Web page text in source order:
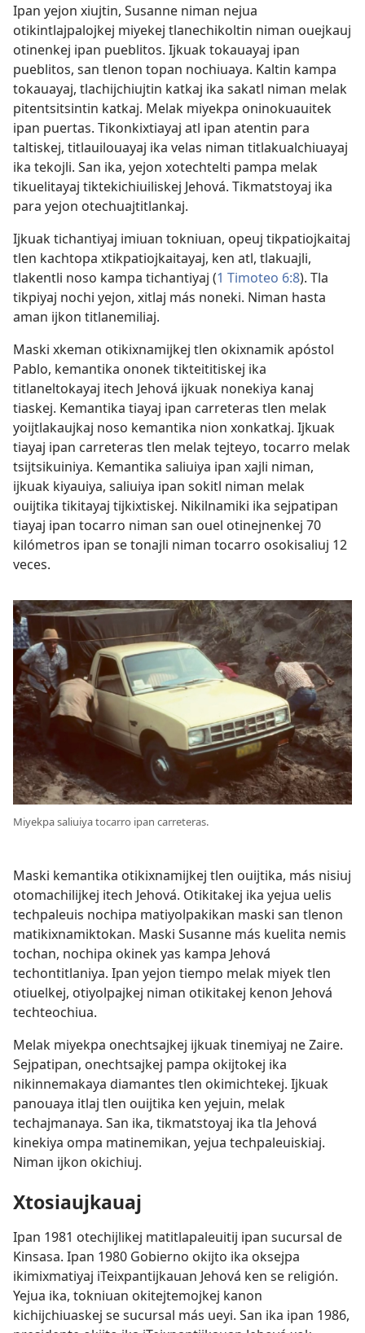
Ipan yejon xiujtin, Susanne niman nejua
otikintlajpalojkej miyekej tlanechikoltin niman ouejkauj
otinenkej ipan pueblitos. Ijkuak tokauayaj ipan
pueblitos, san tlenon topan nochiuaya. Kaltin kampa
tokauayaj, tlachijchiujtin katkaj ika sakatl niman melak
pitentsitsintin katkaj. Melak miyekpa oninokuauitek
ipan puertas. Tikonkixtiayaj atl ipan atentin para
taltiskej, titlauilouayaj ika velas niman titlakualchiuayaj
ika tekojli. San ika, yejon xotechtelti pampa melak
tikuelitayaj tiktekichiuiliskej Jehová. Tikmatstoyaj ika
para yejon otechuajtitlankaj.
Ijkuak tichantiyaj imiuan tokniuan, opeuj tikpatiojkaitaj
tlen kachtopa xtikpatiojkaitayaj, ken atl, tlakuajli,
tlakentli noso kampa tichantiyaj (1 Timoteo 6:8). Tla
tikpiyaj nochi yejon, xitlaj más noneki. Niman hasta
aman ijkon titlanemiliaj.
Maski xkeman otikixnamijkej tlen okixnamik apóstol
Pablo, kemantika ononek tikteititiskej ika
titlaneltokayaj itech Jehová ijkuak nonekiya kanaj
tiaskej. Kemantika tiayaj ipan carreteras tlen melak
yoijtlakaujkaj noso kemantika nion xonkatkaj. Ijkuak
tiayaj ipan carreteras tlen melak tejteyo, tocarro melak
tsijtsikuiniya. Kemantika saliuiya ipan xajli niman,
ijkuak kiyauiya, saliuiya ipan sokitl niman melak
ouijtika tikitayaj tijkixtiskej. Nikilnamiki ika sejpatipan
tiayaj ipan tocarro niman san ouel otinejnenkej 70
kilómetros ipan se tonajli niman tocarro osokisaliuj 12
veces.
Miyekpa saliuiya tocarro ipan carreteras.
Maski kemantika otikixnamijkej tlen ouijtika, más nisiuj
otomachilijkej itech Jehová. Otikitakej ika yejua uelis
techpaleuis nochipa matiyolpakikan maski san tlenon
matikixnamiktokan. Maski Susanne más kuelita nemis
tochan, nochipa okinek yas kampa Jehová
techontitlaniya. Ipan yejon tiempo melak miyek tlen
otiuelkej, otiyolpajkej niman otikitakej kenon Jehová
techteochiua.
Melak miyekpa onechtsajkej ijkuak tinemiyaj ne Zaire.
Sejpatipan, onechtsajkej pampa okijtokej ika
nikinnemakaya diamantes tlen okimichtekej. Ijkuak
panouaya itlaj tlen ouijtika ken yejuin, melak
techajmanaya. San ika, tikmatstoyaj ika tla Jehová
kinekiya ompa matinemikan, yejua techpaleuiskiaj.
Niman ijkon okichiuj.
Xtosiaujkauaj
Ipan 1981 otechijlikej matitlapaleuitij ipan sucursal de
Kinsasa. Ipan 1980 Gobierno okijto ika oksejpa
ikimixmatiyaj iTeixpantijkauan Jehová ken se religión.
Yejua ika, tokniuan okitejtemojkej kanon
kichijchiuaskej se sucursal más ueyi. San ika ipan 1986,